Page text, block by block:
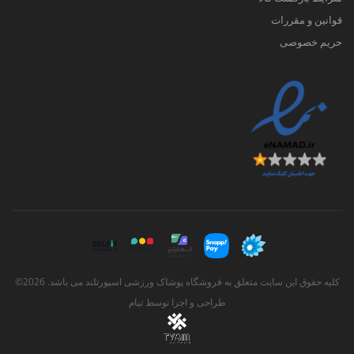
در ماجراجویی‌هایی مثل پیاده‌روی و کوهپیمایی
کنید، اما می‌تواند مشکلات دیگری را برای شما
ایجاد کند! یک بادگیر ورزشی زنانه می‌تواند تمام
چیزی باشد که نیاز دارید
گرما را از ما دور کرده و اتلاف گرما را تسریع
می‌نماید. حتی اگر دمای واقعی هوا چندان سرد
نباشد! این اتلاف گرمای همرفتی یکی از
قوانین و مقررات
حریم خصوصی
کلیه حقوق این سایت متعلق به فروشگاه پوشاک ورزشی اسپورتلند می باشد. 2026©
طراحی و اجرا توسطتیام